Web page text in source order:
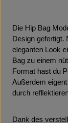
Die Hip Bag
Design gefertigt.
eleganten Look
Bag zu einem
Format hast du
Außerdem
durch
Dank des